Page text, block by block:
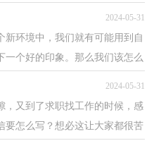
2024-05-31
新环境中，我们就有可能用到自
一个好的印象。那么我们该怎么
收集的空乘面试...
2024-05-31
，又到了求职找工作的时候，感
要怎么写？想必这让大家都很苦